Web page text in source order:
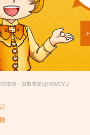
却査定・買取査定はHOUCYU